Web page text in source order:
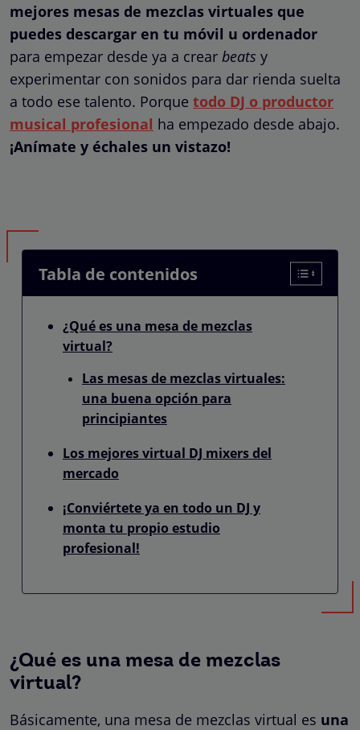
mejores mesas de mezclas virtuales que
puedes descargar en tu móvil u ordenador
para empezar desde ya a crear beats y
experimentar con sonidos para dar rienda suelta
a todo ese talento. Porque todo DJ o productor
musical profesional ha empezado desde abajo.
¡Anímate y échales un vistazo!
Tabla de contenidos
¿Qué es una mesa de mezclas
virtual?
Las mesas de mezclas virtuales:
una buena opción para
principiantes
Los mejores virtual DJ mixers del
mercado
¡Conviértete ya en todo un DJ y
monta tu propio estudio
profesional!
¿Qué es una mesa de mezclas
virtual?
Básicamente, una mesa de mezclas virtual es una